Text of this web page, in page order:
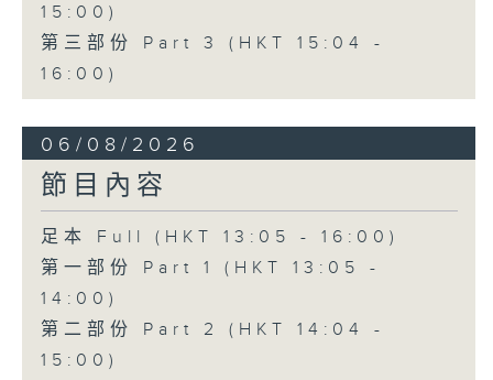
15:00)
第三部份 Part 3 (HKT 15:04 -
16:00)
06/08/2026
節目內容
足本 Full (HKT 13:05 - 16:00)
第一部份 Part 1 (HKT 13:05 -
14:00)
第二部份 Part 2 (HKT 14:04 -
15:00)